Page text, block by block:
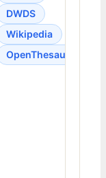
DWDS
Wikipedia
OpenThesaurus